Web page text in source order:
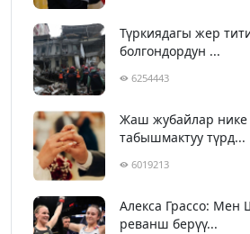
Түркиядагы жер
болгондордун ...
6254443
Жаш жубайлар нике
табышмактуу түрд...
6019213
Алекса Грассо: Мен
реванш берүү...